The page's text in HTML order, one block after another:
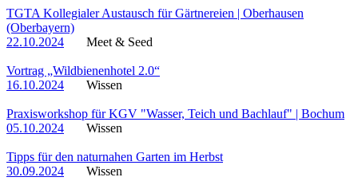
TGTA Kollegialer Austausch für Gärtnereien | Oberhausen
(Oberbayern)
22.10.2024
Meet & Seed
Vortrag „Wildbienenhotel 2.0“
16.10.2024
Wissen
Praxisworkshop für KGV "Wasser, Teich und Bachlauf" | Bochum
05.10.2024
Wissen
Tipps für den naturnahen Garten im Herbst
30.09.2024
Wissen